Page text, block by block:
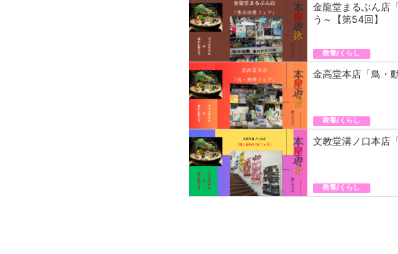
金龍堂まるぶん店
う～【第54回】
教養/くらし
金高堂本店「鳥・
教養/くらし
文教堂溝ノ口本店
教養/くらし